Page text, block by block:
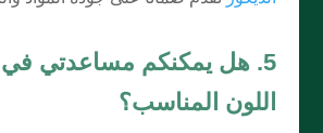
5. هل يمكنكم مساعدتي في
اللون المناسب؟